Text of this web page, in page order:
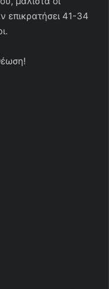
επικρατήσει 41-34